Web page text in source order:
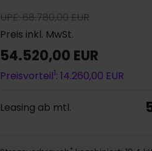
UPE: 68.780,00 EUR
Preis inkl. MwSt.
54.520,00 EUR
Preisvorteil1: 14.260,00 EUR
Leasing ab mtl.